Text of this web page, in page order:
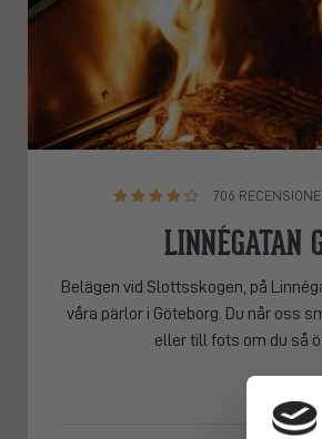
706
LINNÉGATAN
Belägen vid Slottsskogen, på
våra pärlor i Göteborg. Du når oss
eller till fots om du så